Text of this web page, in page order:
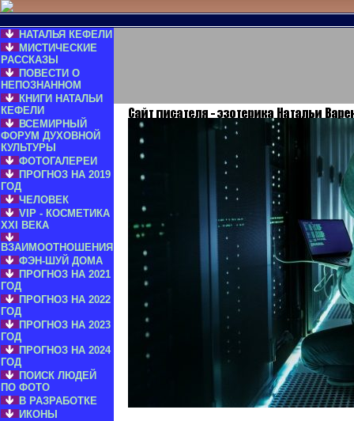
НАТАЛЬЯ КЕФЕЛИ
МИСТИЧЕСКИЕ
РАССКАЗЫ
ПОВЕСТИ О
НЕПОЗНАННОМ
КНИГИ НАТАЛЬИ
КЕФЕЛИ
ВСЕМИРНЫЙ
ФОРУМ ДУХОВНОЙ
КУЛЬТУРЫ
ФОТОГАЛЕРЕИ
ПРОГНОЗ НА 2019
ГОД
ЧЕЛОВЕК
VIP - КОСМЕТИКА
XXI ВЕКА
ВЗАИМООТНОШЕНИЯ
ФЭН-ШУЙ ДОМА
ПРОГНОЗ НА 2021
ГОД
ПРОГНОЗ НА 2022
ГОД
ПРОГНОЗ НА 2023
ГОД
ПРОГНОЗ НА 2024
ГОД
ПОИСК ЛЮДЕЙ
ПО ФОТО
В РАЗРАБОТКЕ
ИКОНЫ